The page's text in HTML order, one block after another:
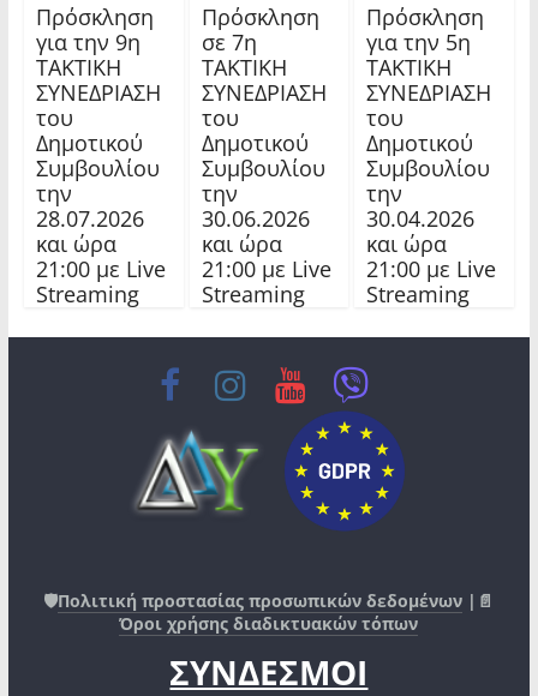
Πρόσκληση
για την 9η
ΤΑΚΤΙΚΗ
ΣΥΝΕΔΡΙΑΣΗ
του
Δημοτικού
Συμβουλίου
την
28.07.2026
και ώρα
21:00 με Live
Streaming
Πρόσκληση
σε 7η
ΤΑΚΤΙΚΗ
ΣΥΝΕΔΡΙΑΣΗ
του
Δημοτικού
Συμβουλίου
την
30.06.2026
και ώρα
21:00 με Live
Streaming
Πρόσκληση
για την 5η
ΤΑΚΤΙΚΗ
ΣΥΝΕΔΡΙΑΣΗ
του
Δημοτικού
Συμβουλίου
την
30.04.2026
και ώρα
21:00 με Live
Streaming
🛡️Πολιτική προστασίας προσωπικών δεδομένων |📄
Όροι χρήσης διαδικτυακών τόπων
ΣΥΝΔΕΣΜΟΙ